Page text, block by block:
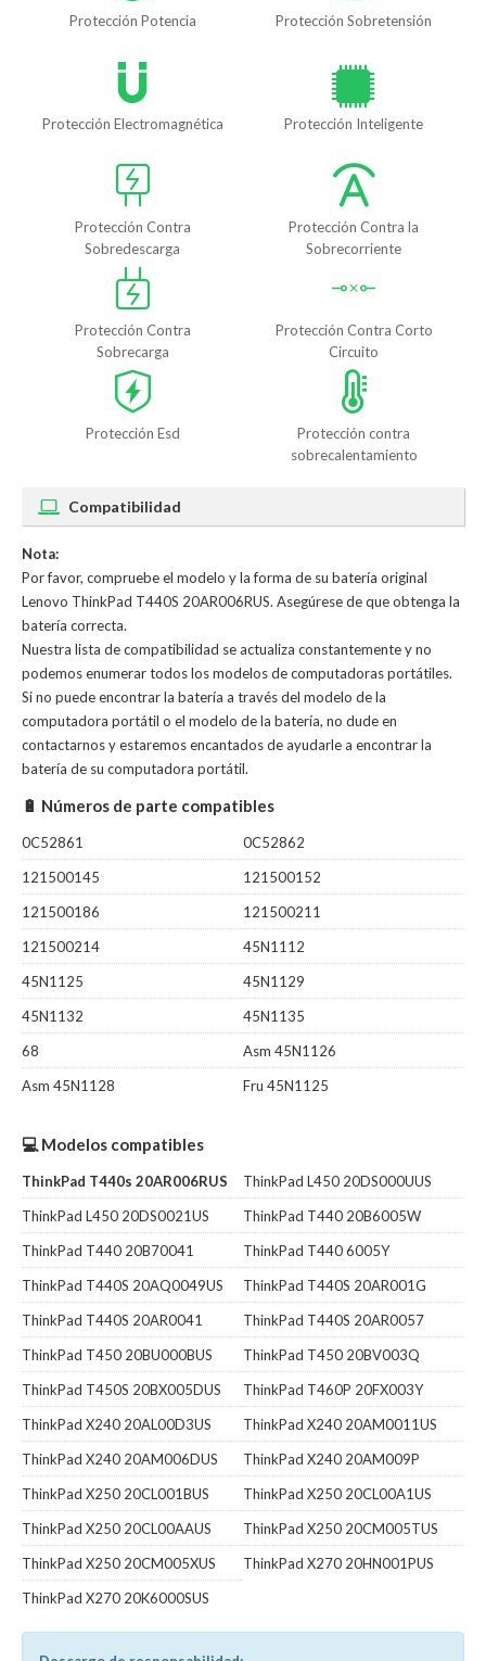
Protección Potencia Protección Sobretensión
Protección Electromagnética Protección Inteligente
Protección Contra
Sobredescarga
Protección Contra la
Sobrecorriente
Protección Contra
Sobrecarga
Protección Contra Corto
Circuito
Protección Esd
Protección contra
sobrecalentamiento
Compatibilidad
Nota:
Por favor, compruebe el modelo y la forma de su batería original
Lenovo ThinkPad T440S 20AR006RUS. Asegúrese de que obtenga la
batería correcta.
Nuestra lista de compatibilidad se actualiza constantemente y no
podemos enumerar todos los modelos de computadoras portátiles.
Si no puede encontrar la batería a través del modelo de la
computadora portátil o el modelo de la batería, no dude en
contactarnos y estaremos encantados de ayudarle a encontrar la
batería de su computadora portátil.
🔋 Números de parte compatibles
0C52861
0C52862
121500145
121500152
121500186
121500211
121500214
45N1112
45N1125
45N1129
45N1132
45N1135
68
Asm 45N1126
Asm 45N1128
Fru 45N1125
💻 Modelos compatibles
ThinkPad T440s 20AR006RUS
ThinkPad L450 20DS000UUS
ThinkPad L450 20DS0021US
ThinkPad T440 20B6005W
ThinkPad T440 20B70041
ThinkPad T440 6005Y
ThinkPad T440S 20AQ0049US
ThinkPad T440S 20AR001G
ThinkPad T440S 20AR0041
ThinkPad T440S 20AR0057
ThinkPad T450 20BU000BUS
ThinkPad T450 20BV003Q
ThinkPad T450S 20BX005DUS
ThinkPad T460P 20FX003Y
ThinkPad X240 20AL00D3US
ThinkPad X240 20AM0011US
ThinkPad X240 20AM006DUS
ThinkPad X240 20AM009P
ThinkPad X250 20CL001BUS
ThinkPad X250 20CL00A1US
ThinkPad X250 20CL00AAUS
ThinkPad X250 20CM005TUS
ThinkPad X250 20CM005XUS
ThinkPad X270 20HN001PUS
ThinkPad X270 20K6000SUS